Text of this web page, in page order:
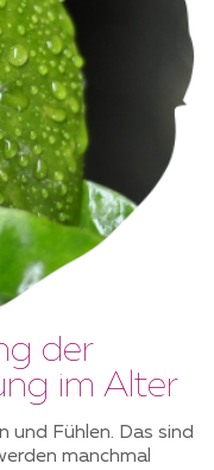
der
im Alter
und Fühlen. Das sind
manchmal